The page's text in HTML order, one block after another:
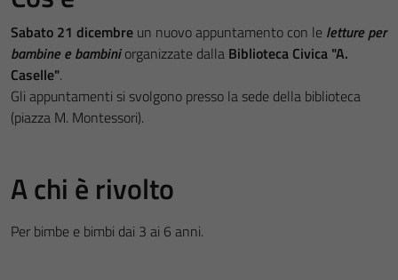
Sabato 21 dicembre un nuovo appuntamento con le letture per
bambine e bambiniorganizzate dalla Biblioteca Civica "A.
Caselle".
Gli appuntamenti si svolgono presso la sede della biblioteca
(piazza M. Montessori).
A chi è rivolto
Per bimbe e bimbi dai 3 ai 6 anni.